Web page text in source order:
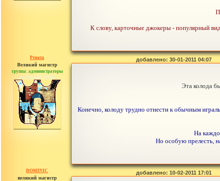
К слову, карточные джокеры - популярный
Рената
Великий магистр
группа: администраторы
сообщений: 30442
добавлено: 30-01-2011 04:07
Эта колода
Конечно, колоду трудно отнести к обычным
На
Но особую прелесть,
DOMINIC
великий магистр
добавлено: 10-02-2011 17:01